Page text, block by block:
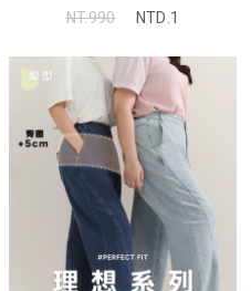
NT.990
NTD.1